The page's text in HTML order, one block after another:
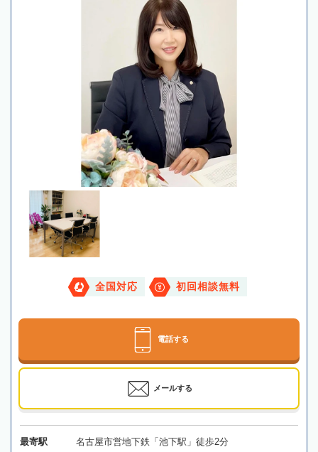
全国対応 初回相談無料
電話する
メールする
最寄駅 名古屋市営地下鉄「池下駅」徒歩2分